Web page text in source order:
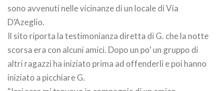
sono avvenuti nelle vicinanze di un locale di Via
D’Azeglio.
Il sito riporta la testimonianza diretta di G. che la notte
scorsa era con alcuni amici. Dopo un po’ un gruppo di
altri ragazzi ha iniziato prima ad offenderli e poi hanno
iniziato a picchiare G.